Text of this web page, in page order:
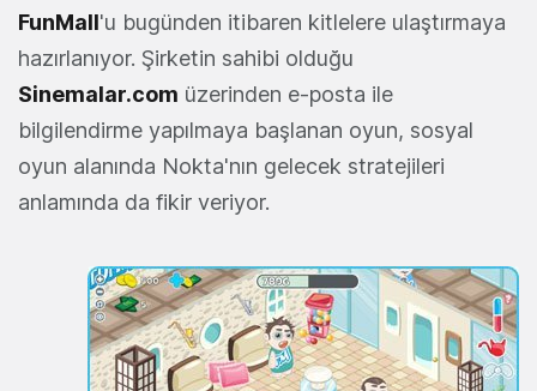
FunMall'u bugünden itibaren kitlelere ulaştırmaya
hazırlanıyor. Şirketin sahibi olduğu
Sinemalar.com üzerinden e-posta ile
bilgilendirme yapılmaya başlanan oyun, sosyal
oyun alanında Nokta'nın gelecek stratejileri
anlamında da fikir veriyor.